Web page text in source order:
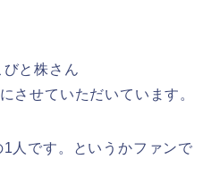
と株さん
させていただいています。
人です。というかファンで